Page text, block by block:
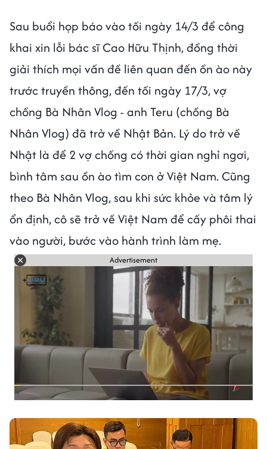
Sau buổi họp báo vào tối ngày 14/3 để công
khai xin lỗi bác sĩ Cao Hữu Thịnh, đồng thời
giải thích mọi vấn đề liên quan đến ồn ào này
trước truyền thông, đến tối ngày 17/3, vợ
chồng Bà Nhân Vlog - anh Teru (chồng Bà
Nhân Vlog) đã trở về Nhật Bản. Lý do trở về
Nhật là để 2 vợ chồng có thời gian nghỉ ngơi,
bình tâm sau ồn ào tìm con ở Việt Nam. Cũng
theo Bà Nhân Vlog, sau khi sức khỏe và tâm lý
ổn định, cô sẽ trở về Việt Nam để cấy phôi thai
vào người, bước vào hành trình làm mẹ.
Advertisement